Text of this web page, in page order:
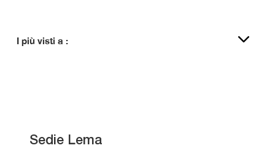
I più visti a :
Sedie Lema